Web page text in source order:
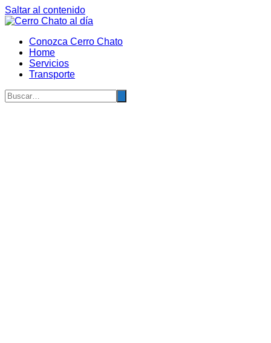
Saltar al contenido
Conozca Cerro Chato
Home
Servicios
Transporte